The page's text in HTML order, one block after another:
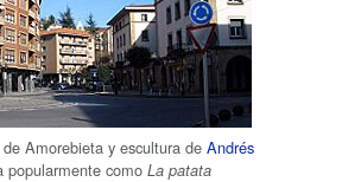
Amorebieta y escultura deAndrés
popularmente comoLa patata